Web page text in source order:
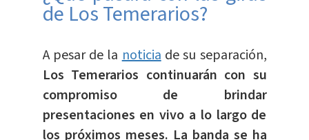
de Los Temerarios?
A pesar de lanoticiade su separación,
Los Temerarios continuarán con su
compromiso de brindar
presentaciones en vivo a lo largo de
los próximos meses. La banda se ha